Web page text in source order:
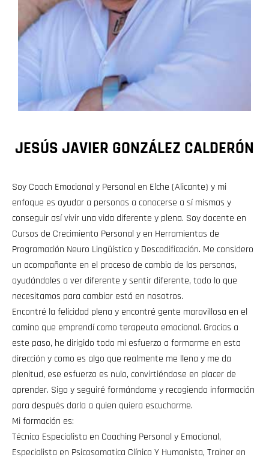
JESÚS JAVIER GONZÁLEZ CALDERÓN
Soy Coach Emocional y Personal en Elche (Alicante) y mi
enfoque es ayudar a personas a conocerse a sí mismas y
conseguir así vivir una vida diferente y plena. Soy docente en
Cursos de Crecimiento Personal y en Herramientas de
Programación Neuro Lingüística y Descodificación. Me considero
un acompañante en el proceso de cambio de las personas,
ayudándoles a ver diferente y sentir diferente, todo lo que
necesitamos para cambiar está en nosotros.
Encontré la felicidad plena y encontré gente maravillosa en el
camino que emprendí como terapeuta emocional. Gracias a
este paso, he dirigido todo mi esfuerzo a formarme en esta
dirección y como es algo que realmente me llena y me da
plenitud, ese esfuerzo es nulo, convirtiéndose en placer de
aprender. Sigo y seguiré formándome y recogiendo información
para después darla a quien quiera escucharme.
Mi formación es:
Técnico Especialista en Coaching Personal y Emocional,
Especialista en Psicosomatica Clínica Y Humanista, Trainer en